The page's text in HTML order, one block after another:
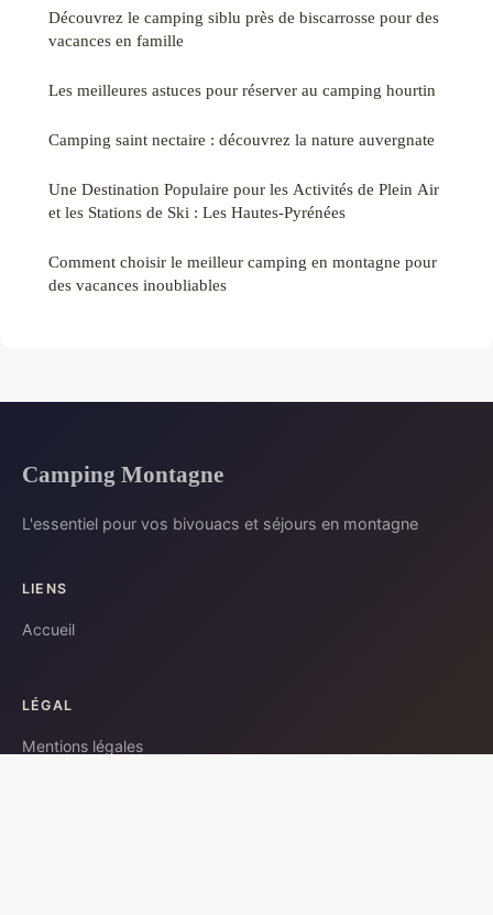
Découvrez le camping siblu près de biscarrosse pour des
vacances en famille
Les meilleures astuces pour réserver au camping hourtin
Camping saint nectaire : découvrez la nature auvergnate
Une Destination Populaire pour les Activités de Plein Air
et les Stations de Ski : Les Hautes-Pyrénées
Comment choisir le meilleur camping en montagne pour
des vacances inoubliables
Camping Montagne
L'essentiel pour vos bivouacs et séjours en montagne
LIENS
Accueil
LÉGAL
Mentions légales